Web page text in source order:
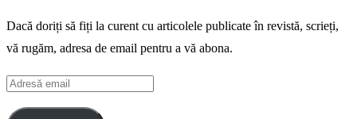
Dacă doriți să fiți la curent cu articolele publicate în revistă, scrieți,
vă rugăm, adresa de email pentru a vă abona.
Adresă
email